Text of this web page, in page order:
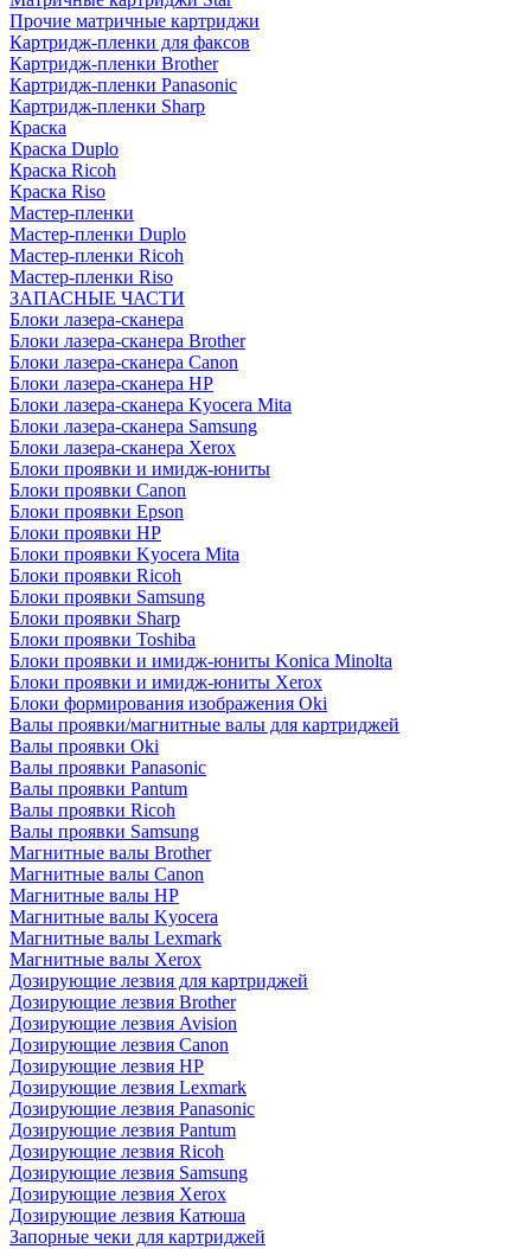
Прочие матричные картриджи
Картридж-пленки для факсов
Картридж-пленки Brother
Картридж-пленки Panasonic
Картридж-пленки Sharp
Краска
Краска Duplo
Краска Ricoh
Краска Riso
Мастер-пленки
Мастер-пленки Duplo
Мастер-пленки Ricoh
Мастер-пленки Riso
ЗАПАСНЫЕ ЧАСТИ
Блоки лазера-сканера
Блоки лазера-сканера Brother
Блоки лазера-сканера Canon
Блоки лазера-сканера HP
Блоки лазера-сканера Kyocera Mita
Блоки лазера-сканера Samsung
Блоки лазера-сканера Xerox
Блоки проявки и имидж-юниты
Блоки проявки Canon
Блоки проявки Epson
Блоки проявки HP
Блоки проявки Kyocera Mita
Блоки проявки Ricoh
Блоки проявки Samsung
Блоки проявки Sharp
Блоки проявки Toshiba
Блоки проявки и имидж-юниты Konica Minolta
Блоки проявки и имидж-юниты Xerox
Блоки формирования изображения Oki
Валы проявки/магнитные валы для картриджей
Валы проявки Oki
Валы проявки Panasonic
Валы проявки Pantum
Валы проявки Ricoh
Валы проявки Samsung
Магнитные валы Brother
Магнитные валы Canon
Магнитные валы HP
Магнитные валы Kyocera
Магнитные валы Lexmark
Магнитные валы Xerox
Дозирующие лезвия для картриджей
Дозирующие лезвия Brother
Дозирующие лезвия Avision
Дозирующие лезвия Canon
Дозирующие лезвия HP
Дозирующие лезвия Lexmark
Дозирующие лезвия Panasonic
Дозирующие лезвия Pantum
Дозирующие лезвия Ricoh
Дозирующие лезвия Samsung
Дозирующие лезвия Xerox
Дозирующие лезвия Катюша
Запорные чеки для картриджей